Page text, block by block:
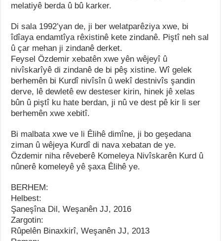
melatiyê berda û bû karker.
Di sala 1992’yan de, ji ber welatparêziya xwe, bi
îdîaya endamtîya rêxistinê kete zindanê. Piştî neh sal
û çar mehan ji zindanê derket.
Feysel Özdemir xebatên xwe yên wêjeyî û
nivîskarîyê di zindanê de bi pêş xistine. Wî gelek
berhemên bi Kurdî nivîsîn û wekî destnivîs şandin
derve, lê dewletê ew desteser kirin, hinek jê xelas
bûn û piştî ku hate berdan, ji nû ve dest pê kir li ser
berhemên xwe xebitî.
Bi malbata xwe ve li Êlihê dimîne, ji bo geşedana
ziman û wêjeya Kurdî di nava xebatan de ye.
Özdemir niha rêveberê Komeleya Nivîskarên Kurd û
nûnerê komeleyê yê şaxa Êlihê ye.
BERHEM:
Helbest:
Şaneşîna Dil, Weşanên JJ, 2016
Zargotin:
Rûpelên Binaxkirî, Weşanên JJ, 2013